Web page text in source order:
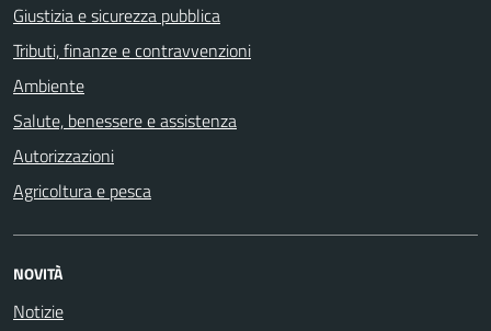
Giustizia e sicurezza pubblica
Tributi, finanze e contravvenzioni
Ambiente
Salute, benessere e assistenza
Autorizzazioni
Agricoltura e pesca
NOVITÀ
Notizie